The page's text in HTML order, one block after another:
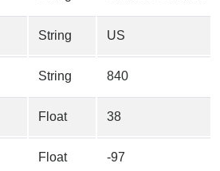
String US
String 840
Float 38
Float -97